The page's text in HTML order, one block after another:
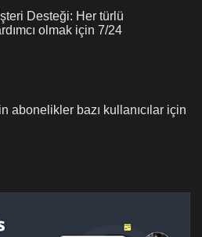
Desteği: Her türlü
olmak için 7/24
abonelikler bazı kullanıcılar için